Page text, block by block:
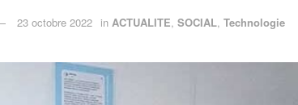
23 octobre 2022 in ACTUALITE, SOCIAL, Technologie